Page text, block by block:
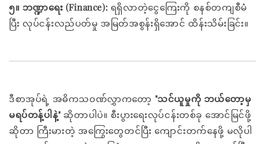
၅။ ဘဏ္ဍာရေး (Finance): ရရှိလာတဲ့ငွေကြေးကို စနစ်တကျစီမံ
ပြီး လုပ်ငန်းလည်ပတ်မှု အမြတ်အစွန်းရှိအောင် ထိန်းသိမ်းခြင်း။
ဒီစာအုပ်ရဲ့ အဓိကသဝဏ်လွှာကတော့ "သင်ယူမှုကို ဘယ်တော့မှ
မရပ်တန့်ပါနဲ့"ဆိုတာပါပဲ။ စီးပွားရေးလုပ်ငန်းတစ်ခု အောင်မြင်ဖို့
ဆိုတာ ကြီးမားတဲ့ အကြွေးတွေတင်ပြီး ကျောင်းတက်နေဖို့ မလိုပါ